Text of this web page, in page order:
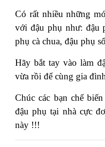
Có rất nhiều những
với đậu phụ như: đậu
phụ cà chua, đậu phụ
Hãy bắt tay vào làm
vừa rồi để cùng gia
Chúc các bạn chế
đậu phụ tại nhà cực
này !!!